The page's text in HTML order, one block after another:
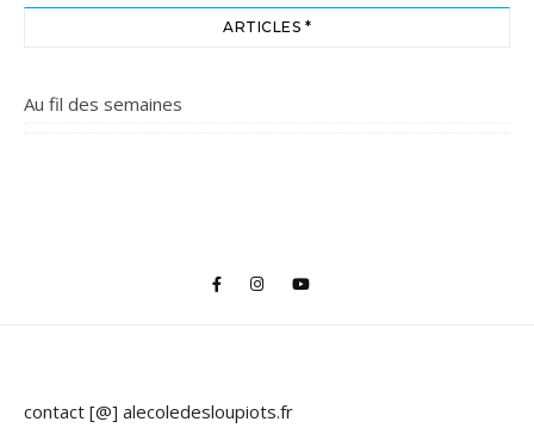
ARTICLES *
Au fil des semaines
contact [@] alecoledesloupiots.fr